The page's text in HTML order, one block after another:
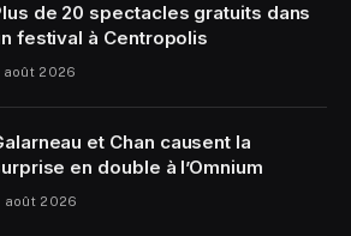
de 20 spectacles gratuits dans
festival à Centropolis
août 2026
et Chan causent la
en double à l’Omnium
août 2026